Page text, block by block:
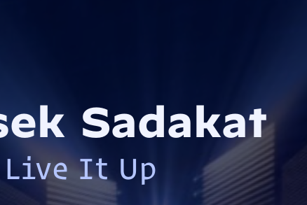
Sadakat
Live It Up